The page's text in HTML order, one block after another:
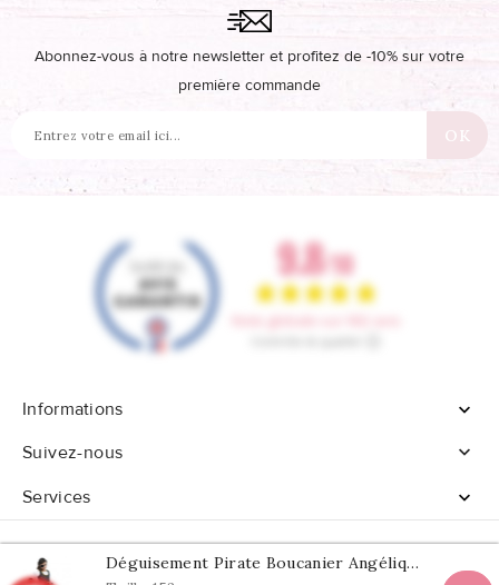
Déguisement Pirate Boucanier Angélique Fille
Abonnez-vous à notre newsletter et profitez de -10% sur votre
première commande
Informations

Suivez-nous

Services
